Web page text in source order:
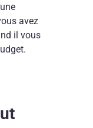
avez
il vous